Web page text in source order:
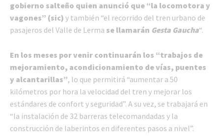
gobierno salteño quien anunció que “la locomotora y
vagones” (sic) y también “el recorrido del tren urbano de
pasajeros del Valle de Lerma se llamarán Gesta Gaucha“.
En los meses por venir continuarán los “trabajos de
mejoramiento, acondicionamiento de vías, puentes
y alcantarillas”, lo que permitirá “aumentar a 50
kilómetros por hora la velocidad del tren y mejorar los
estándares de confort y seguridad”. A su vez, se trabajará en
“la instalación de 32 barreras telecomandadas y la
construcción de laberintos en diferentes pasos a nivel”.